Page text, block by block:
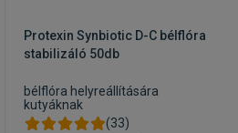
Protexin Synbiotic D-C bélflóra
stabilizáló 50db
bélflóra helyreállítására
kutyáknak
(33)